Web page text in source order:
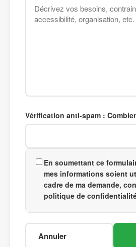
Vérification anti-spam :
En soumettant ce
mes informations soient
cadre de ma demande,
politique de
Annuler